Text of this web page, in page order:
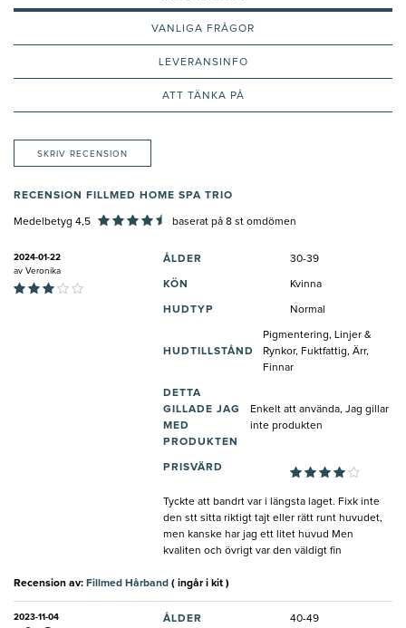
VANLIGA FRÅGOR
LEVERANSINFO
ATT TÄNKA PÅ
SKRIV RECENSION
RECENSION FILLMED HOME SPA TRIO
Medelbetyg 4,5 baserat på 8 st omdömen
2024-01-22
av Veronika
ÅLDER 30-39
KÖN Kvinna
HUDTYP Normal
HUDTILLSTÅND
Pigmentering, Linjer &
Rynkor, Fuktfattig, Ärr,
Finnar
DETTA
GILLADE JAG
MED
PRODUKTEN
Enkelt att använda, Jag gillar
inte produkten
PRISVÄRD
Tyckte att bandrt var i längsta laget. Fixk inte
den stt sitta riktigt tajt eller rätt runt huvudet,
men kanske har jag ett litet huvud Men
kvaliten och övrigt var den väldigt fin
Recension av: Fillmed Hårband ( ingår i kit )
2023-11-04
ÅLDER 40-49